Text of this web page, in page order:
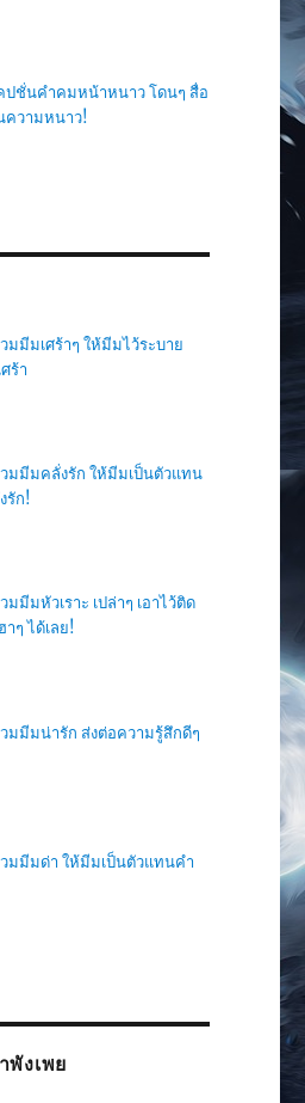
ปชั่นคำคมหน้าหนาว โดนๆ สื่อ
ความหนาว!
มมีมเศร้าๆ ให้มีมไว้ระบาย
ร้า
มมีมคลั่งรัก ให้มีมเป็นตัวแทน
รัก!
มมีมหัวเราะ เปล่าๆ เอาไว้ติด
ๆ ได้เลย!
มมีมน่ารัก ส่งต่อความรู้สึกดีๆ
มมีมด่า ให้มีมเป็นตัวแทนคำ
งเพย